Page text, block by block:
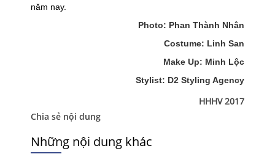
năm nay.
Photo: Phan Thành Nhân
Costume: Linh San
Make Up: Minh Lộc
Stylist: D2 Styling Agency
HHHV 2017
Chia sẻ nội dung
Những nội dung khác